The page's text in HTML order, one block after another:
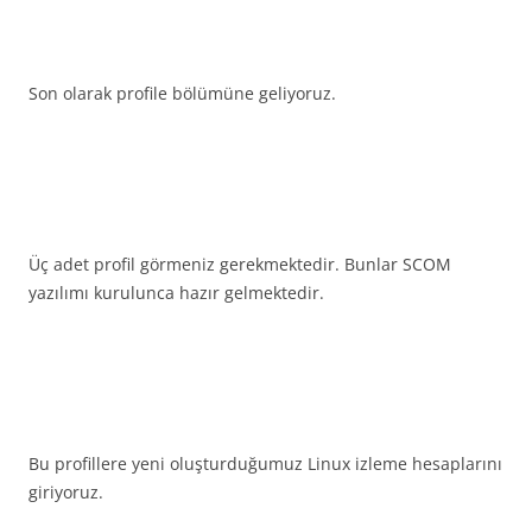
Son olarak profile bölümüne geliyoruz.
Üç adet profil görmeniz gerekmektedir. Bunlar SCOM
yazılımı kurulunca hazır gelmektedir.
Bu profillere yeni oluşturduğumuz Linux izleme hesaplarını
giriyoruz.